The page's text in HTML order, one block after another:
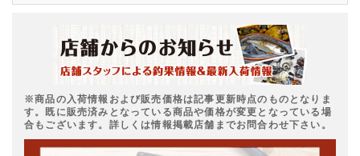
※商品の入荷情報および販売価格は記事更新時点のものとなりま
す。既に販売済みとなっている商品や価格が変更となっている場
合もございます。詳しくは情報掲載店舗までお問合わせ下さい。